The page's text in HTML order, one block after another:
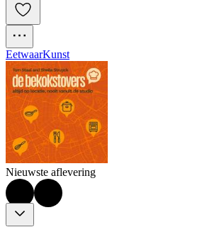
EetwaarKunst
Nieuwste aflevering